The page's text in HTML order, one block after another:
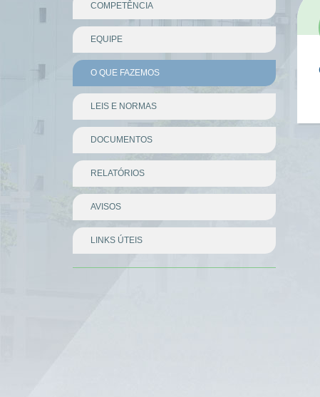
COMPETÊNCIA
EQUIPE
O QUE FAZEMOS
LEIS E NORMAS
DOCUMENTOS
RELATÓRIOS
AVISOS
LINKS ÚTEIS
Divisor